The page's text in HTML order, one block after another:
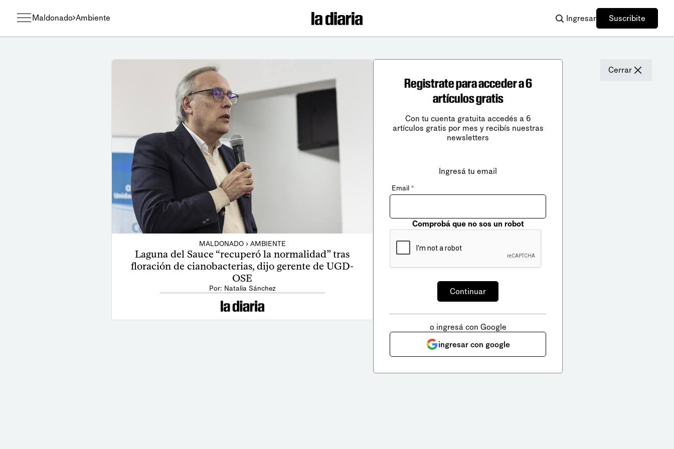
Maldonado Ambiente Ingresar Suscribite
MALDONADO › AMBIENTE
Laguna del Sauce “recuperó la normalidad” tras
floración de cianobacterias, dijo gerente de UGD-
OSE
Por: Natalia Sánchez
Cerrar
Registrate para acceder a 6
artículos gratis
Con tu cuenta gratuita accedés a 6
artículos gratis por mes y recibís nuestras
newsletters
Ingresá tu email
Email *
Comprobá que no sos un robot
o ingresá con Google
ingresar con google